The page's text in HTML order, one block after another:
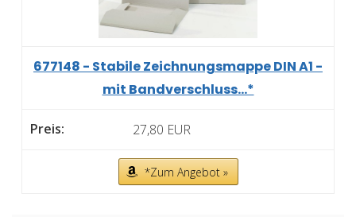
677148 - Stabile Zeichnungsmappe DIN A1 -
mit Bandverschluss...*
27,80 EUR
*Zum Angebot »